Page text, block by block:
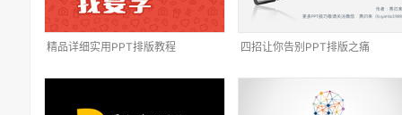
精品详细实用PPT排版教程 四招让你告别PPT排版之痛